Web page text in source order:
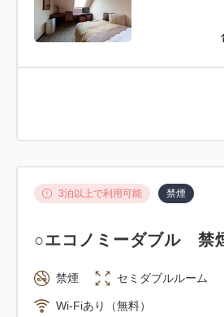
3泊以上で利用可能 禁煙
○エコノミーダブル 禁
禁煙 セミダブルルーム
Wi-Fiあり（無料）